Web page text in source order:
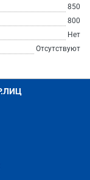
850
800
Нет
Отсутствуют